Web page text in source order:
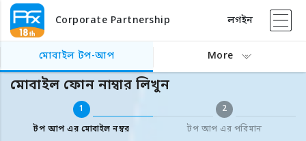
Corporate Partnership লগইন
মোবাইল টপ-আপ More
বিদেশের মোবাইল টপ আপ মোবাইল ফোন নাম্বার লিখুন
মোবাইল ফোন নাম্বার লিখুন
1
টপ আপ এর মোবাইল নম্বর
2
টপ আপ এর পরিমান